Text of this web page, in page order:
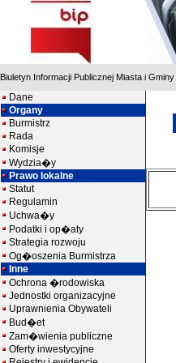
Biuletyn Informacji Publicznej Miasta i Gminy
Dane
Organy
Burmistrz
Rada
Komisje
Wydzia�y
Prawo lokalne
Statut
Regulamin
Uchwa�y
Podatki i op�aty
Strategia rozwoju
Og�oszenia Burmistrza
Inne
Ochrona �rodowiska
Jednostki organizacyjne
Uprawnienia Obywateli
Bud�et
Zam�wienia publiczne
Oferty inwestycyjne